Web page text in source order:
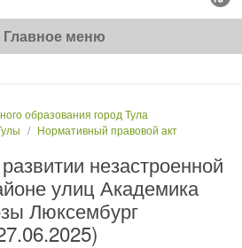
Главное меню
образования город Тула
Нормативный правовой акт
незастроенной
улиц Академика
Люксембург